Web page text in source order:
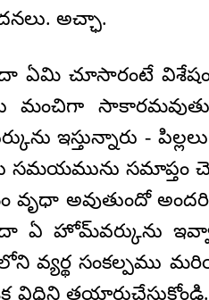
అచ్ఛా.
ఏమి చూసారంటే
మంచిగా
ఇస్తున్నారు -
సమాప్తం
అవుతుందో
హోమ్‌వర్కును
వ్యర్థ సంకల్పము
విధిని తయారుచేసుకోండి.